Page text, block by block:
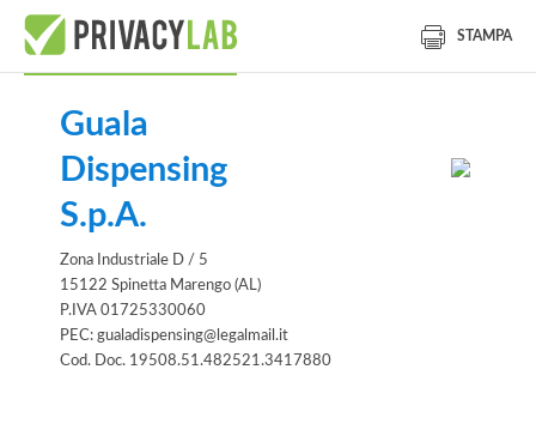
STAMPA
Guala
Dispensing
S.p.A.
Zona Industriale D / 5
15122 Spinetta Marengo (AL)
P.IVA 01725330060
PEC: gualadispensing@legalmail.it
Cod. Doc. 19508.51.482521.3417880